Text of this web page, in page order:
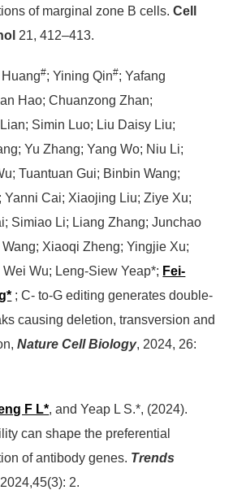
of marginal zone B cells.Cell
21, 412–413.
Huang#; Yining Qin#; Yafang
Hao; Chuanzong Zhan;
Simin Luo; Liu Daisy Liu;
Yu Zhang; Yang Wo; Niu Li;
Tuantuan Gui; Binbin Wang;
Yanni Cai; Xiaojing Liu; Ziye Xu;
Simiao Li; Liang Zhang; Junchao
Xiaoqi Zheng; Yingjie Xu;
Wu; Leng-Siew Yeap*; Fei-
; C- to-G editing generates double-
causing deletion, transversion and
Nature Cell Biology, 2024, 26:
F L*, and Yeap L S.*, (2024).
can shape the preferential
of antibody genes. Trends
2.